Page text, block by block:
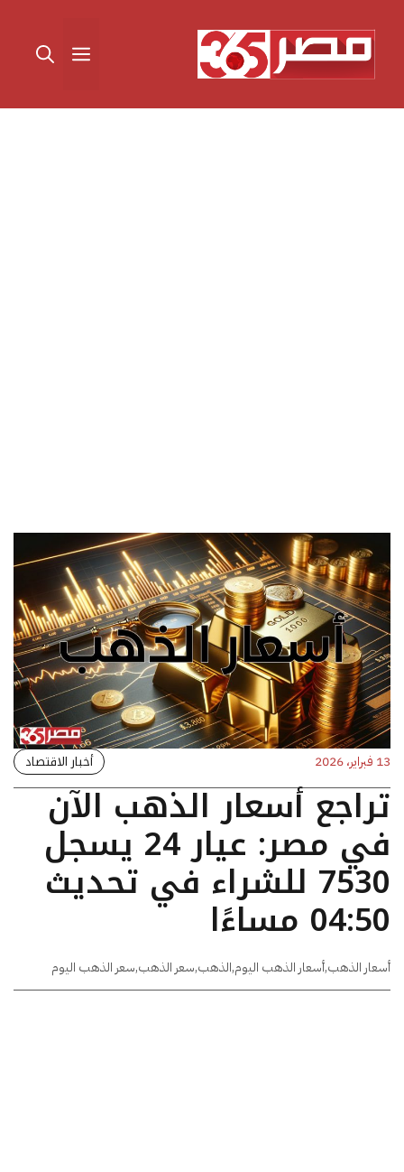
المحتوى القائمة
13 فبراير، 2026 أخبار الاقتصاد
تراجع أسعار الذهب الآن
في مصر: عيار 24 يسجل
7530 للشراء في تحديث
04:50 مساءًا
أسعار الذهب,أسعار الذهب اليوم,الذهب,سعر الذهب,سعر الذهب اليوم